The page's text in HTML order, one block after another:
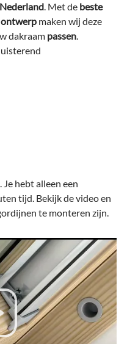
. Met de beste
maken wij deze
dakraam passen.
hebt alleen een
tijd. Bekijk de video en
te monteren zijn.